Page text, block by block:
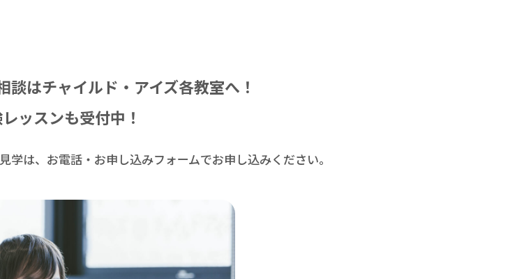
談はチャイルド・アイズ各教室へ！
ッスンも受付中！
学は、お電話・お申し込みフォームでお申し込みください。